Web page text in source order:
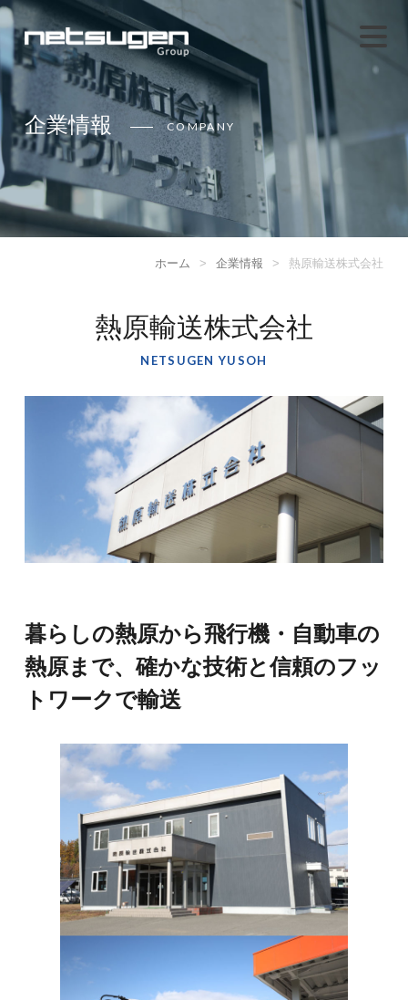
企業情報 COMPANY
ホーム > 企業情報 > 熱原輸送株式会社
熱原輸送株式会社
NETSUGEN YUSOH
暮らしの熱原から飛行機・自動車の
熱原まで、確かな技術と信頼のフッ
トワークで輸送